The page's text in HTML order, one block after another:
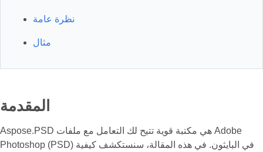
نظرة عامة
مثال
المقدمة
Aspose.PSD هي مكتبة قوية تتيح لك التعامل مع ملفات Adobe
Photoshop (PSD) في البايثون. في هذه المقالة، سنستكشف كيفية